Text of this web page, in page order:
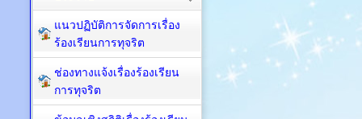
แนวปฏิบัติการจัดการเรื่อง
ร้องเรียนการทุจริต
ช่องทางแจ้งเรื่องร้องเรียน
การทุจริต